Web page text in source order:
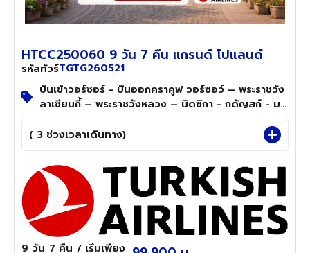
HTCC250060 9 วัน 7 คืน แกรนด์ โปแลนด์
รหัสทัวร์TGTG260521
บินเข้าวอร์ซอร์ - บินออกคราคูฟ วอร์ซอว์ – พระราชวัง
ลาเซียนกี้ – พระราชวังหลวง – นิดซิกา - กดัญสก์ - มา
รอตสวัฟ - เชสโตโชวา – Black Madonna คราคูฟ -
( 3 ช่วงเวลาเดินทาง)
9 วัน 7 คืน / เริ่มเพียง